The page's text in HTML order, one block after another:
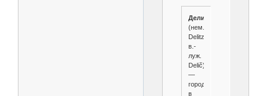
Делич
(нем.
Delitzsch,
в.-
луж.
Delič)
—
город
в